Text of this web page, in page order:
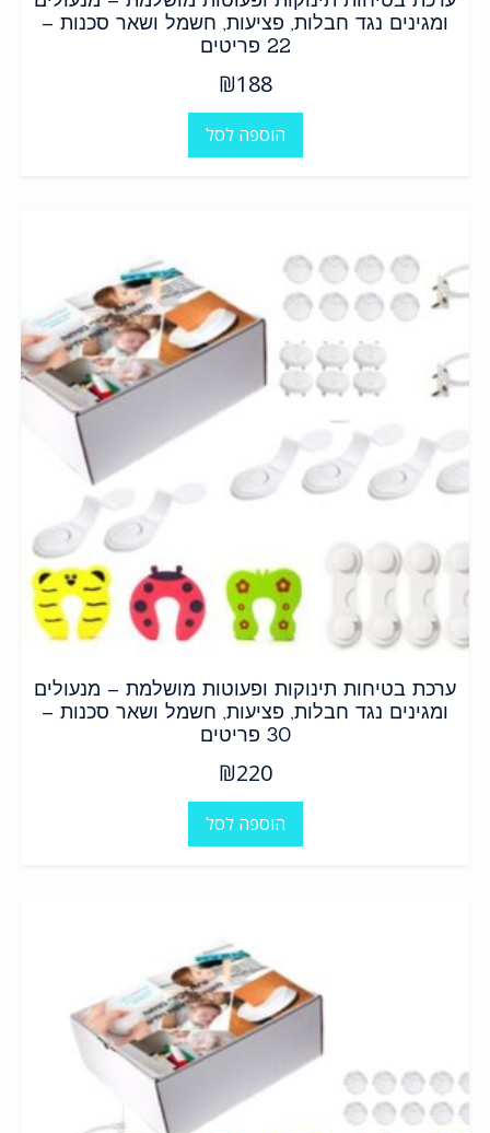
ומגינים נגד חבלות, פציעות, חשמל ושאר סכנות –
22 פריטים
₪188
הוספה לסל
ערכת בטיחות תינוקות ופעוטות מושלמת – מנעולים
ומגינים נגד חבלות, פציעות, חשמל ושאר סכנות –
30 פריטים
₪220
הוספה לסל